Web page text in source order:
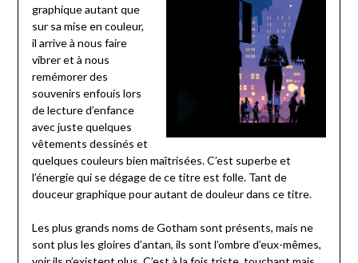
graphique autant que
sur sa mise en couleur,
il arrive à nous faire
vibrer et à nous
remémorer des
souvenirs enfouis lors
de lecture d’enfance
avec juste quelques
vêtements dessinés et
quelques couleurs bien maîtrisées. C’est superbe et
l’énergie qui se dégage de ce titre est folle. Tant de
douceur graphique pour autant de douleur dans ce titre.
Les plus grands noms de Gotham sont présents, mais ne
sont plus les gloires d’antan, ils sont l’ombre d’eux-mêmes,